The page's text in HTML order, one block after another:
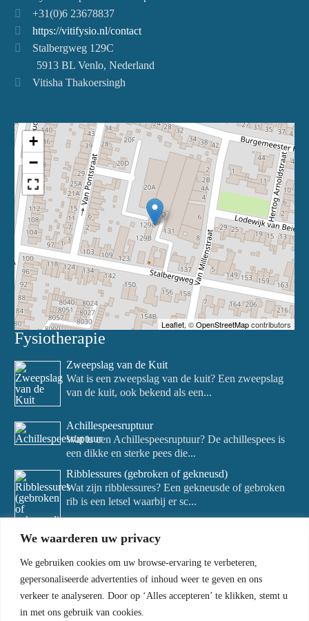
We waarderen uw privacy
We gebruiken cookies om uw browse-ervaring te verbeteren,
gepersonaliseerde advertenties of inhoud weer te geven en ons
verkeer te analyseren. Door op ‘Alles accepteren’ te klikken, stemt u
in met ons gebruik van cookies.
+31(0)6 23678837
https://vitifysio.nl/contact
Stalbergweg 129C
5913 BL Venlo, Nederland
Vitisha Thakoersingh
+
−
Leaflet, ©OpenStreetMapcontributors
Fysiotherapie
Zweepslag van de Kuit
Wat is een zweepslag van de kuit? Een zweepslag
van de kuit, ook bekend als een...
Achillespeesruptuur
Wat is een Achillespeesruptuur? De achillespees is
een dikke en sterke pees die...
Ribblessures (gebroken of gekneusd)
Wat zijn ribblessures? Een gekneusde of gebroken
rib is een letsel waarbij er sc...